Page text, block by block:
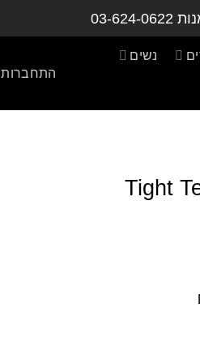
03-624-0622
נשים
התחברות
Tight